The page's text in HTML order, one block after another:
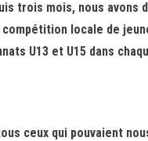
trois mois, nous avons
locale de
U13 et U15 dans
ceux qui pouvaient